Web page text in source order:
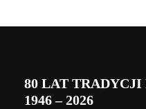
80 LAT
1946 – 2026